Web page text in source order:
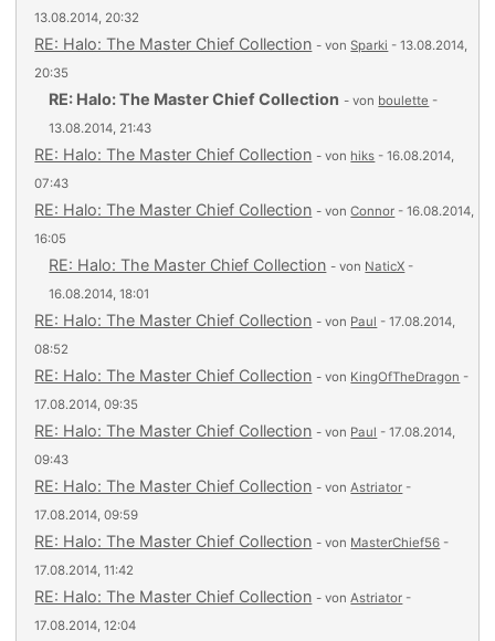
13.08.2014, 20:32
RE: Halo: The Master Chief Collection - vonSparki - 13.08.2014,
20:35
RE: Halo: The Master Chief Collection - von boulette -
13.08.2014, 21:43
RE: Halo: The Master Chief Collection - von hiks - 16.08.2014,
07:43
RE: Halo: The Master Chief Collection - vonConnor - 16.08.2014,
16:05
RE: Halo: The Master Chief Collection - von NaticX -
16.08.2014, 18:01
RE: Halo: The Master Chief Collection - von Paul - 17.08.2014,
08:52
RE: Halo: The Master Chief Collection - von KingOfTheDragon -
17.08.2014, 09:35
RE: Halo: The Master Chief Collection - von Paul - 17.08.2014,
09:43
RE: Halo: The Master Chief Collection - vonAstriator -
17.08.2014, 09:59
RE: Halo: The Master Chief Collection - von MasterChief56 -
17.08.2014, 11:42
RE: Halo: The Master Chief Collection - vonAstriator -
17.08.2014, 12:04